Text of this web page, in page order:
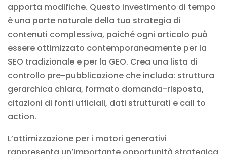
apporta modifiche. Questo investimento di tempo
è una parte naturale della tua strategia di
contenuti complessiva, poiché ogni articolo può
essere ottimizzato contemporaneamente per la
SEO tradizionale e per la GEO. Crea una lista di
controllo pre-pubblicazione che includa: struttura
gerarchica chiara, formato domanda-risposta,
citazioni di fonti ufficiali, dati strutturati e call to
action.
L’ottimizzazione per i motori generativi